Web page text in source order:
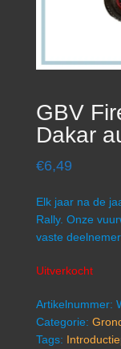
GBV
Dakar
€6,49
Elk jaar na de
Rally. Onze
vaste
Uitverkocht
Artikelnummer:
Categorie:
Tags: